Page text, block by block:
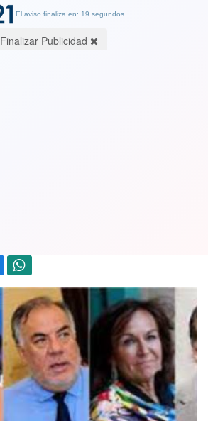
El aviso finaliza en: 19 segundos.
Finalizar Publicidad